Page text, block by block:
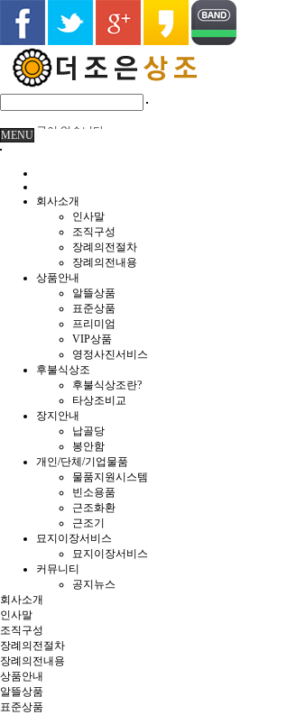
글이 없습니다.
MENU
회사소개
인사말
조직구성
장례의전절차
장례의전내용
상품안내
알뜰상품
표준상품
프리미엄
VIP상품
영정사진서비스
후불식상조
후불식상조란?
타상조비교
장지안내
납골당
봉안함
개인/단체/기업물품
물품지원시스템
빈소용품
근조화환
근조기
묘지이장서비스
묘지이장서비스
커뮤니티
공지뉴스
회사소개
인사말
조직구성
장례의전절차
장례의전내용
상품안내
알뜰상품
표준상품